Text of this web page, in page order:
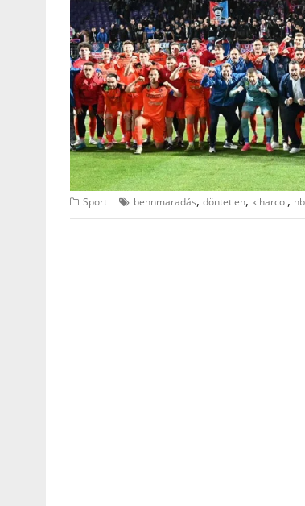
Sport bennmaradás, döntetlen, kiharcol,